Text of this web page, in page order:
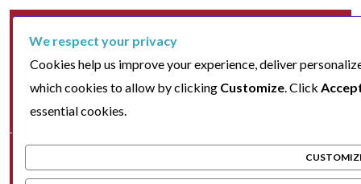
We respect your privacy
Cookies help us improve your experience, deliver
which cookies to allow by clicking Customize. Click
essential cookies.